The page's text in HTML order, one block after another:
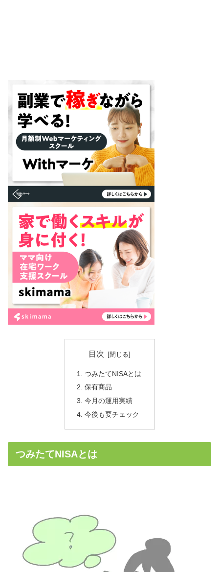
目次
つみたてNISAとは
保有商品
今月の運用実績
今後も要チェック
つみたてNISAとは